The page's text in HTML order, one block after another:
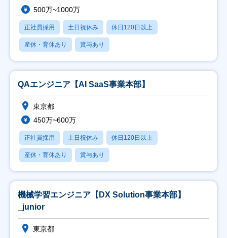
500万~1000万
正社員採用 土日祝休み 休日120日以上
産休・育休あり 賞与あり
QAエンジニア【AI SaaS事業本部】
東京都
450万~600万
正社員採用 土日祝休み 休日120日以上
産休・育休あり 賞与あり
機械学習エンジニア【DX Solution事業本部】
_junior
東京都